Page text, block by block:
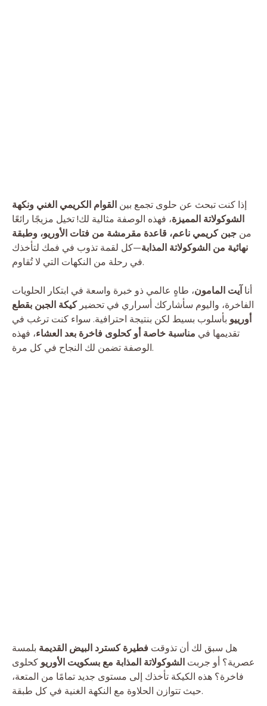
إذا كنت تبحث عن حلوى تجمع بين القوام الكريمي الغني ونكهة
الشوكولاتة المميزة، فهذه الوصفة مثالية لك! تخيل مزيجًا رائعًا
من جبن كريمي ناعم، قاعدة مقرمشة من فتات الأوريو، وطبقة
نهائية من الشوكولاتة المذابة—كل لقمة تذوب في فمك لتأخذك
في رحلة من النكهات التي لا تُقاوم.
أنا آيت المامون، طاهٍ عالمي ذو خبرة واسعة في ابتكار الحلويات
الفاخرة، واليوم سأشاركك أسراري في تحضيركيكة الجبن بقطع
أورييو بأسلوب بسيط لكن بنتيجة احترافية. سواء كنت ترغب في
تقديمها في مناسبة خاصة أو كحلوى فاخرة بعد العشاء، فهذه
الوصفة تضمن لك النجاح في كل مرة.
هل سبق لك أن تذوقت فطيرة كسترد البيض القديمة بلمسة
عصرية؟ أو جربت الشوكولاتة المذابة مع بسكويت الأوريو كحلوى
فاخرة؟ هذه الكيكة تأخذك إلى مستوى جديد تمامًا من المتعة،
حيث تتوازن الحلاوة مع النكهة الغنية في كل طبقة.